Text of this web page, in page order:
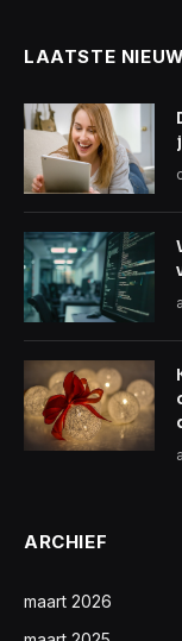
LAATSTE
ARCHIEF
maart 2026